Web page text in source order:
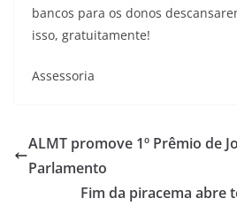
bancos para os donos
isso, gratuitamente!
Assessoria
ALMT promove 1º Prêmio de
Parlamento
Fim da piracema abre